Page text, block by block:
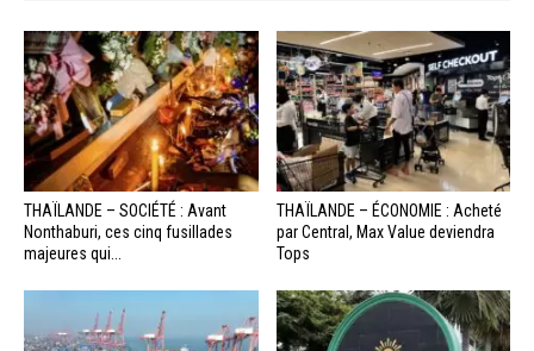
THAÏLANDE – SOCIÉTÉ : Avant
Nonthaburi, ces cinq fusillades
majeures qui...
THAÏLANDE – ÉCONOMIE : Acheté
par Central, Max Value deviendra
Tops